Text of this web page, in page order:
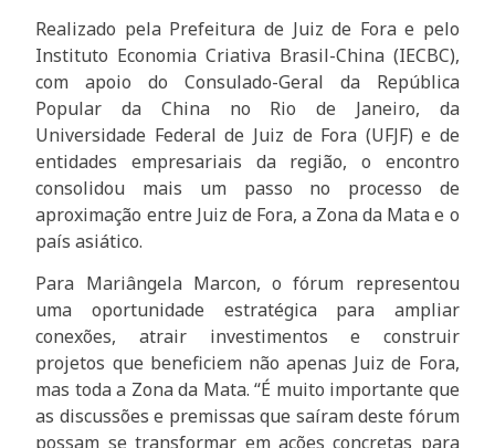
Realizado pela Prefeitura de Juiz de Fora e pelo
Instituto Economia Criativa Brasil-China (IECBC),
com apoio do Consulado-Geral da República
Popular da China no Rio de Janeiro, da
Universidade Federal de Juiz de Fora (UFJF) e de
entidades empresariais da região, o encontro
consolidou mais um passo no processo de
aproximação entre Juiz de Fora, a Zona da Mata e o
país asiático.
Para Mariângela Marcon, o fórum representou
uma oportunidade estratégica para ampliar
conexões, atrair investimentos e construir
projetos que beneficiem não apenas Juiz de Fora,
mas toda a Zona da Mata. “É muito importante que
as discussões e premissas que saíram deste fórum
possam se transformar em ações concretas para